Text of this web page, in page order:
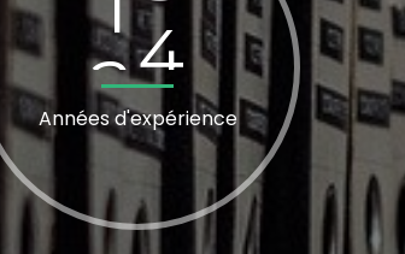
Années d'expérience
23